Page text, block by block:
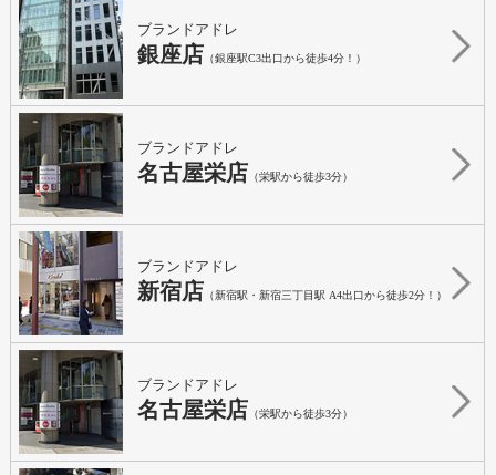
ブランドアドレ
銀座店 （銀座駅C3出口から徒歩4分！）
ブランドアドレ
名古屋栄店 （栄駅から徒歩3分）
ブランドアドレ
新宿店 （新宿駅・新宿三丁目駅 A4出口から徒歩2分！）
ブランドアドレ
名古屋栄店 （栄駅から徒歩3分）